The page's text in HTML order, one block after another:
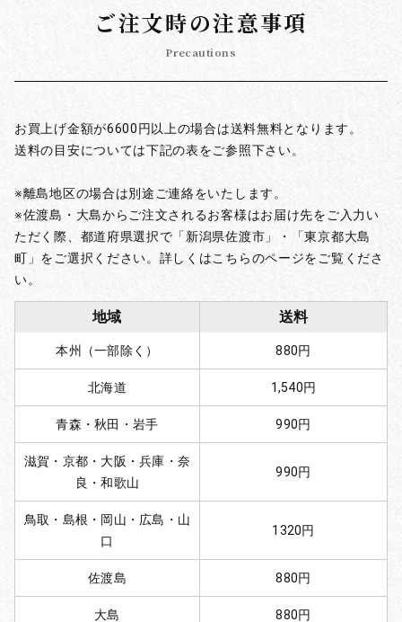
ご注文時の注意事項
Precautions
お買上げ金額が6600円以上の場合は送料無料となります。
送料の目安については下記の表をご参照下さい。
※離島地区の場合は別途ご連絡をいたします。
※佐渡島・大島からご注文されるお客様はお届け先をご入力い
ただく際、都道府県選択で「新潟県佐渡市」・「東京都大島
町」をご選択ください。詳しくはこちらのページをご覧くださ
い。
地域 送料
本州（一部除く） 880円
北海道 1,540円
青森・秋田・岩手 990円
滋賀・京都・大阪・兵庫・奈
良・和歌山
990円
鳥取・島根・岡山・広島・山
口
1320円
佐渡島 880円
大島 880円